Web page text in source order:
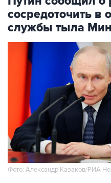
сосредоточить в
службы тыла
Фото: Александр Казаков/РИА